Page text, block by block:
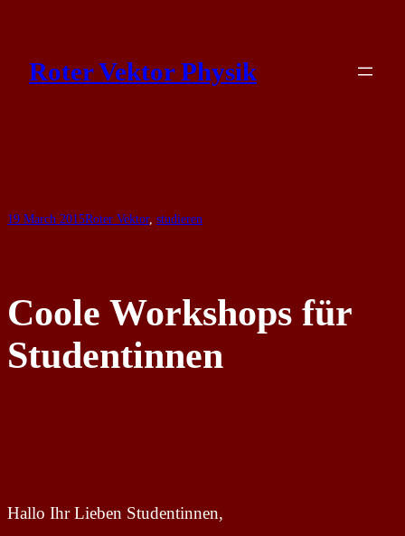
content
Roter Vektor Physik
19 March 2015Roter Vektor, studieren
Coole Workshops für
Studentinnen
Hallo Ihr Lieben Studentinnen,